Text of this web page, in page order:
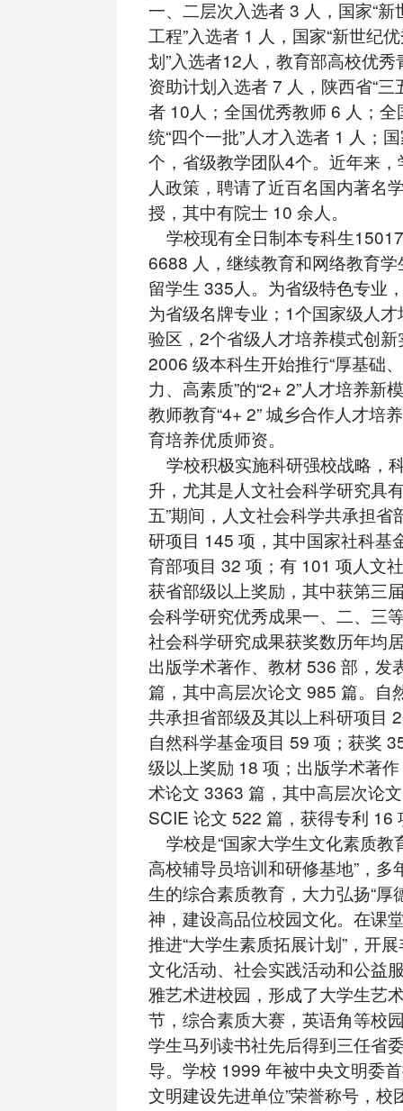
一、二层次入选者 3 人，国家“
工程”入选者 1 人，国家“新世纪
划”入选者12人，教育部高校优
资助计划入选者 7 人，陕西省“三
者 10人；全国优秀教师 6 人；
统“四个一批”人才入选者 1 人；
个，省级教学团队4个。近年来
人政策，聘请了近百名国内著名
授，其中有院士 10 余人。
学校现有全日制本专科生
6688 人，继续教育和网络教育
留学生 335人。为省级特色专业
为省级名牌专业；1个国家级人
验区，2个省级人才培养模式创
2006 级本科生开始推行“厚基础
力、高素质”的“2+ 2”人才培养新
教师教育“4+ 2” 城乡合作人才培
育培养优质师资。
学校积极实施科研强校战略，
升，尤其是人文社会科学研究具
五”期间，人文社会科学共承担省
研项目 145 项，其中国家社科基
育部项目 32 项；有 101 项人文
获省部级以上奖励，其中获第三
会科学研究优秀成果一、二、三
社会科学研究成果获奖数历年均
出版学术著作、教材 536 部，发
篇，其中高层次论文 985 篇。自
共承担省部级及其以上科研项目
自然科学基金项目 59 项；获奖
级以上奖励 18 项；出版学术著
术论文 3363 篇，其中高层次论
SCIE 论文 522 篇，获得专利 16
学校是“国家大学生文化素质教
高校辅导员培训和研修基地”，多
生的综合素质教育，大力弘扬“厚
神，建设高品位校园文化。在课
推进“大学生素质拓展计划”，开
文化活动、社会实践活动和公益
雅艺术进校园，形成了大学生艺
节，综合素质大赛，英语角等校
学生马列读书社先后得到三任省
导。学校 1999 年被中央文明委
文明建设先进单位”荣誉称号，校